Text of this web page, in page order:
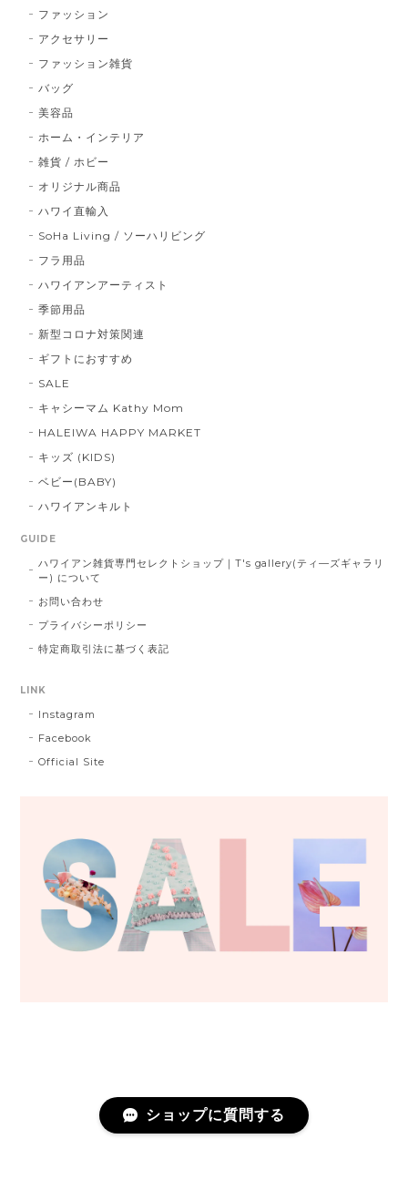
ファッション
アクセサリー
ファッション雑貨
バッグ
美容品
ホーム・インテリア
雑貨 / ホビー
オリジナル商品
ハワイ直輸入
SoHa Living / ソーハリビング
フラ用品
ハワイアンアーティスト
季節用品
新型コロナ対策関連
ギフトにおすすめ
SALE
キャシーマム Kathy Mom
HALEIWA HAPPY MARKET
キッズ (KIDS)
ベビー(BABY)
ハワイアンキルト
GUIDE
ハワイアン雑貨専門セレクトショップ｜T's gallery(ティ―ズギャラリ
ー) について
お問い合わせ
プライバシーポリシー
特定商取引法に基づく表記
LINK
Instagram
Facebook
Official Site
ショップに質問する